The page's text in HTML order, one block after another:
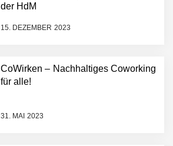
der HdM
15. DEZEMBER 2023
CoWirken – Nachhaltiges Coworking
für alle!
31. MAI 2023
FiniteNow ermöglicht
Entwicklungsprozesse
Pyck im Employer Portrait